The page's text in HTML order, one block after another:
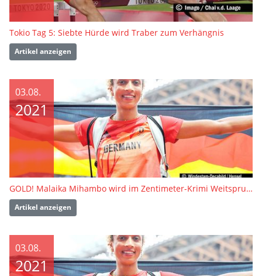
Tokio Tag 5: Siebte Hürde wird Traber zum Verhängnis
Artikel anzeigen
03.08.
2021
GOLD! Malaika Mihambo wird im Zentimeter-Krimi Weitsprung-Olympiasiegerin
Artikel anzeigen
03.08.
2021